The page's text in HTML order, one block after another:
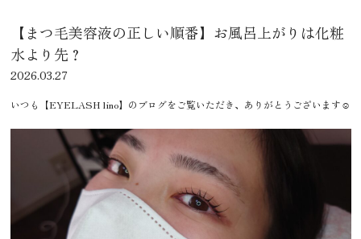
【まつ毛美容液の正しい順番】お風呂上がりは化粧
水より先？
2026.03.27
いつも【EYELASH lino】のブログをご覧いただき、ありがとうございます☺️